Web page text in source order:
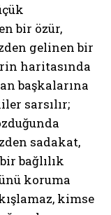
bir özür,
gelinen bir
haritasında
başkalarına
sarsılır;
sadakat,
bağlılık
koruma
kimse